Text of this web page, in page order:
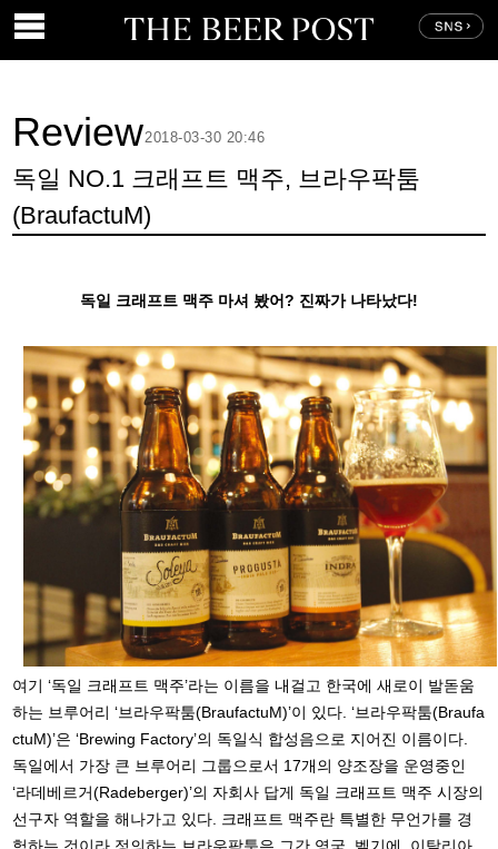
Review
독일 NO.1 크래프트 맥주, 브라우팍툼
(BraufactuM)
2018-03-30 20:46
독일 크래프트 맥주 마셔 봤어? 진짜가 나타났다!
여기 ‘독일 크래프트 맥주’라는 이름을 내걸고 한국에 새로이 발돋움
하는 브루어리 ‘브라우팍툼(BraufactuM)’이 있다. ‘브라우팍툼(Braufa
ctuM)’은 ‘Brewing Factory’의 독일식 합성음으로 지어진 이름이다.
독일에서 가장 큰 브루어리 그룹으로서 17개의 양조장을 운영중인
‘라데베르거(Radeberger)’의 자회사 답게 독일 크래프트 맥주 시장의
선구자 역할을 해나가고 있다. 크래프트 맥주란 특별한 무언가를 경